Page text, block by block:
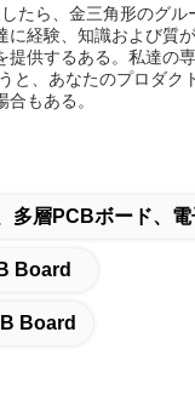
たら、金三角形のグル
に経験、知識および質
提供するある。私達の
と、あなたのプロダク
もある。
多層PCBボード、
Board
Board